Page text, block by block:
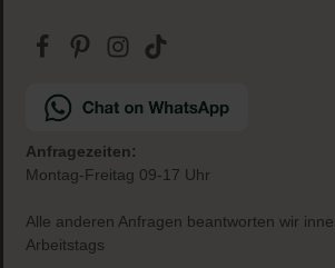
Anfragezeiten:
Montag-Freitag 09-17 Uhr
Alle anderen Anfragen beantworten wir
Arbeitstags